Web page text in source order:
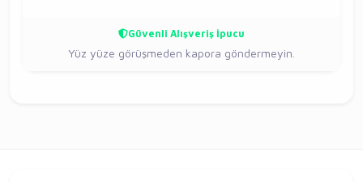
Güvenli Alışveriş İpucu
Yüz yüze görüşmeden kapora göndermeyin.